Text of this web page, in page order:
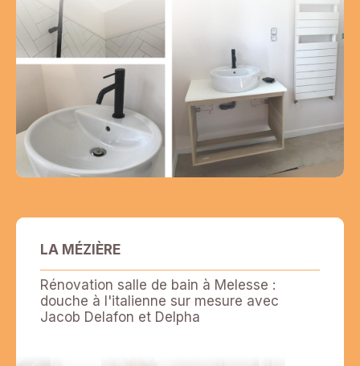
LA MÉZIÈRE
Rénovation salle de bain à Melesse :
douche à l'italienne sur mesure avec
Jacob Delafon et Delpha